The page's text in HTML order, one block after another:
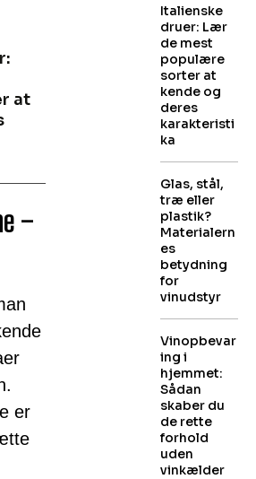
at
–
er
Italienske
druer: Lær
de mest
populære
sorter at
kende og
deres
karakteristi
ka
Glas, stål,
træ eller
plastik?
Materialern
es
betydning
for
vinudstyr
Vinopbevar
ing i
hjemmet:
Sådan
skaber du
de rette
forhold
uden
vinkælder